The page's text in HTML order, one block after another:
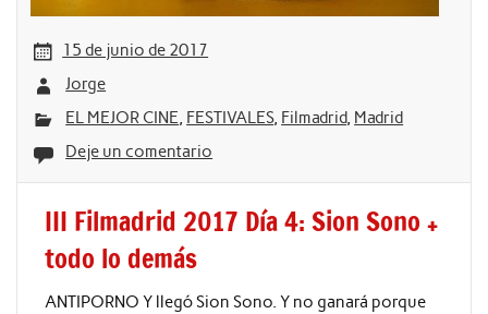
15 de junio de 2017
Jorge
EL MEJOR CINE, FESTIVALES, Filmadrid, Madrid
Deje un comentario
III Filmadrid 2017 Día 4: Sion Sono +
todo lo demás
ANTIPORNO Y llegó Sion Sono. Y no ganará porque